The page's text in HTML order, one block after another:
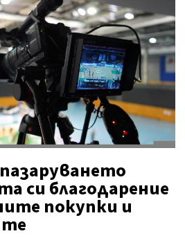
си благодарение
покупки и